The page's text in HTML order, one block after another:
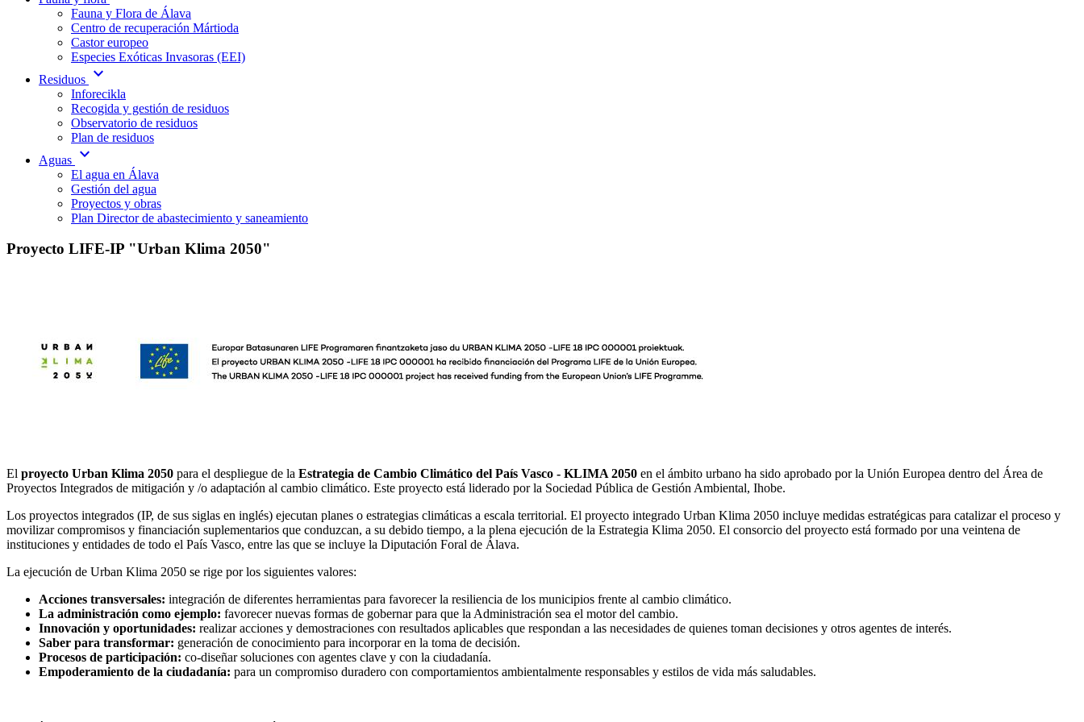
Fauna y Flora de Álava
Centro de recuperación Mártioda
Castor europeo
Especies Exóticas Invasoras (EEI)
Residuos expand_more
Inforecikla
Recogida y gestión de residuos
Observatorio de residuos
Plan de residuos
Aguas expand_more
El agua en Álava
Gestión del agua
Proyectos y obras
Plan Director de abastecimiento y saneamiento
Proyecto LIFE-IP "Urban Klima 2050"
El proyecto Urban Klima 2050 para el despliegue de la Estrategia de Cambio Climático del País Vasco - KLIMA 2050 en el ámbito urbano ha sido aprobado por la Unión Europea dentro del Área de
Proyectos Integrados de mitigación y /o adaptación al cambio climático. Este proyecto está liderado por la Sociedad Pública de Gestión Ambiental, Ihobe.
Los proyectos integrados (IP, de sus siglas en inglés) ejecutan planes o estrategias climáticas a escala territorial. El proyecto integrado Urban Klima 2050 incluye medidas estratégicas para catalizar el proceso y
movilizar compromisos y financiación suplementarios que conduzcan, a su debido tiempo, a la plena ejecución de la Estrategia Klima 2050. El consorcio del proyecto está formado por una veintena de
instituciones y entidades de todo el País Vasco, entre las que se incluye la Diputación Foral de Álava.
La ejecución de Urban Klima 2050 se rige por los siguientes valores:
Acciones transversales: integración de diferentes herramientas para favorecer la resiliencia de los municipios frente al cambio climático.
La administración como ejemplo: favorecer nuevas formas de gobernar para que la Administración sea el motor del cambio.
Innovación y oportunidades: realizar acciones y demostraciones con resultados aplicables que respondan a las necesidades de quienes toman decisiones y otros agentes de interés.
Saber para transformar: generación de conocimiento para incorporar en la toma de decisión.
Procesos de participación: co-diseñar soluciones con agentes clave y con la ciudadanía.
Empoderamiento de la ciudadanía: para un compromiso duradero con comportamientos ambientalmente responsables y estilos de vida más saludables.